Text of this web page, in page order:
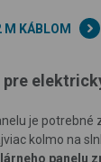
M KÁBLOM
pre
je potrebné
kolmo na
panelu